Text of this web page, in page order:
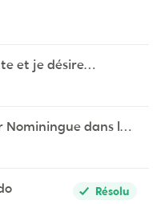
désire
videotron
Nominingue dans les
Résolu